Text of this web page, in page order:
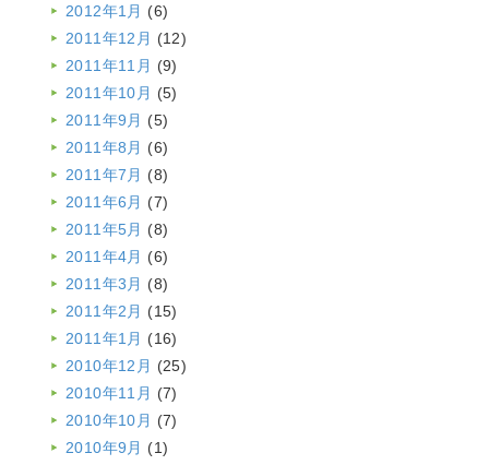
2012年1月 (6)
2011年12月 (12)
2011年11月 (9)
2011年10月 (5)
2011年9月 (5)
2011年8月 (6)
2011年7月 (8)
2011年6月 (7)
2011年5月 (8)
2011年4月 (6)
2011年3月 (8)
2011年2月 (15)
2011年1月 (16)
2010年12月 (25)
2010年11月 (7)
2010年10月 (7)
2010年9月 (1)